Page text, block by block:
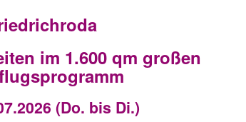
im 1.600 qm großen
(Do. bis Di.)